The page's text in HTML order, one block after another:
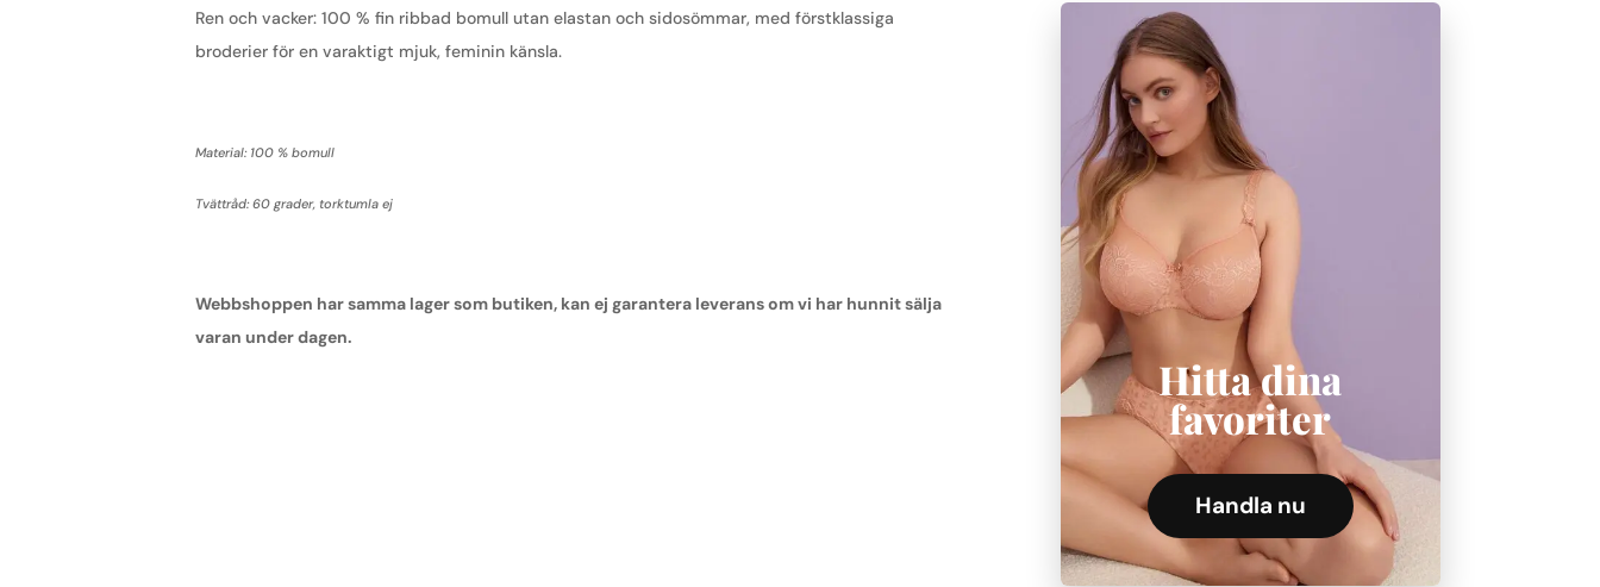
Ren och vacker: 100 % fin ribbad bomull utan elastan och sidosömmar, med förstklassiga
broderier för en varaktigt mjuk, feminin känsla.
Material: 100 % bomull
Tvättråd: 60 grader, torktumla ej
Webbshoppen har samma lager som butiken, kan ej garantera leverans om vi har hunnit sälja
varan under dagen.
Hitta dina
favoriter
Handla nu